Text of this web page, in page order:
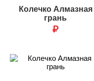
Колечко Алмазная
грань
₽